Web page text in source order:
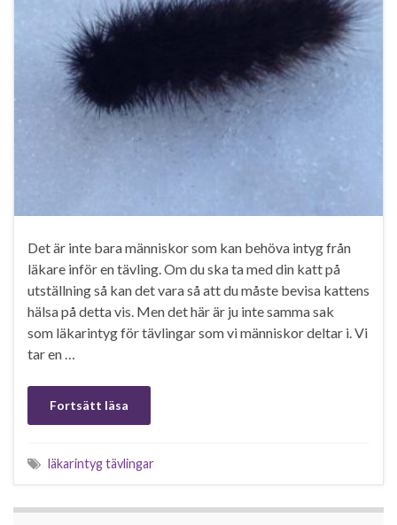
Det är inte bara människor som kan behöva intyg från
läkare inför en tävling. Om du ska ta med din katt på
utställning så kan det vara så att du måste bevisa kattens
hälsa på detta vis. Men det här är ju inte samma sak
som läkarintyg för tävlingar som vi människor deltar i. Vi
tar en …
Fortsätt läsa
läkarintyg tävlingar